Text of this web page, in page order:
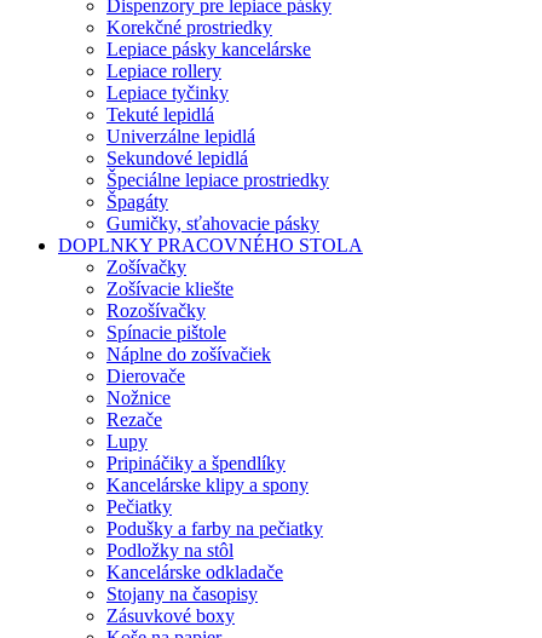
Dispenzory pre lepiace pásky
Korekčné prostriedky
Lepiace pásky kancelárske
Lepiace rollery
Lepiace tyčinky
Tekuté lepidlá
Univerzálne lepidlá
Sekundové lepidlá
Špeciálne lepiace prostriedky
Špagáty
Gumičky, sťahovacie pásky
DOPLNKY PRACOVNÉHO STOLA
Zošívačky
Zošívacie kliešte
Rozošívačky
Spínacie pištole
Náplne do zošívačiek
Dierovače
Nožnice
Rezače
Lupy
Pripináčiky a špendlíky
Kancelárske klipy a spony
Pečiatky
Podušky a farby na pečiatky
Podložky na stôl
Kancelárske odkladače
Stojany na časopisy
Zásuvkové boxy